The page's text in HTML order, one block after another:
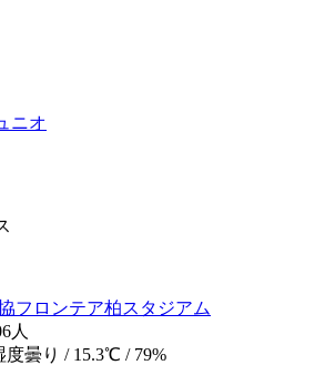
ニオ
フロンテア柏スタジアム
人
度曇り / 15.3℃ / 79%